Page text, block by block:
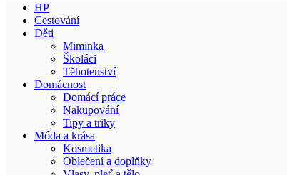
HP
Cestování
Děti
Miminka
Školáci
Těhotenství
Domácnost
Domácí práce
Nakupování
Tipy a triky
Móda a krása
Kosmetika
Oblečení a doplňky